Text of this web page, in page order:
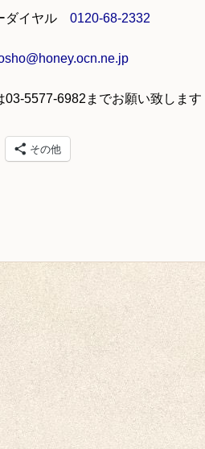
ダイヤル 0120-68-2332
03-5577-6982 までお願い致します
その他